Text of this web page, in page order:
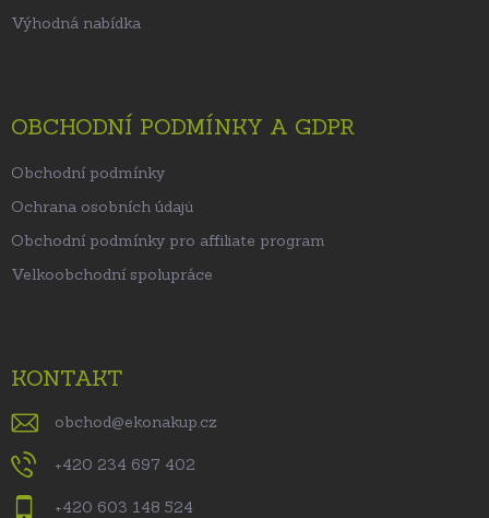
Výhodná nabídka
OBCHODNÍ PODMÍNKY A GDPR
Obchodní podmínky
Ochrana osobních údajů
Obchodní podmínky pro affiliate program
Velkoobchodní spolupráce
KONTAKT
obchod@ekonakup.cz
+420 234 697 402
+420 603 148 524